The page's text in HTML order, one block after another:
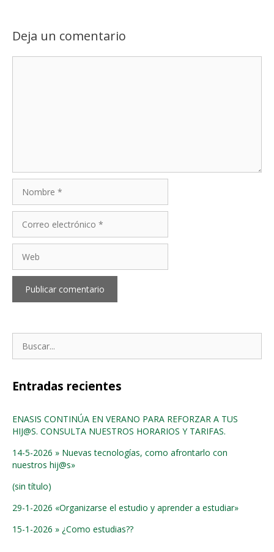
Deja un comentario
electrónico
Entradas recientes
ENASIS CONTINÚA EN VERANO PARA REFORZAR A TUS
HIJ@S. CONSULTA NUESTROS HORARIOS Y TARIFAS.
14-5-2026 » Nuevas tecnologías, como afrontarlo con
nuestros hij@s»
(sin título)
29-1-2026 «Organizarse el estudio y aprender a estudiar»
15-1-2026 » ¿Como estudias??